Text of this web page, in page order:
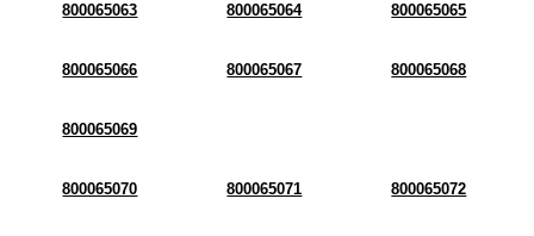
800065063 800065064 800065065
800065066 800065067 800065068
800065069
800065070 800065071 800065072